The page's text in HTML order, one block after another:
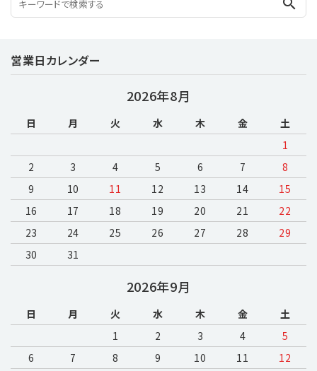
営業日カレンダー
2026年8月
日 月 火 水 木 金
土
1
2
3 4 5 6 7
8
9
10 11 12 13 14
15
16
17 18 19 20 21
22
23
24 25 26 27 28
29
30
31
2026年9月
日 月 火 水 木 金
土
1
2 3 4
5
6
7 8 9 10 11
12